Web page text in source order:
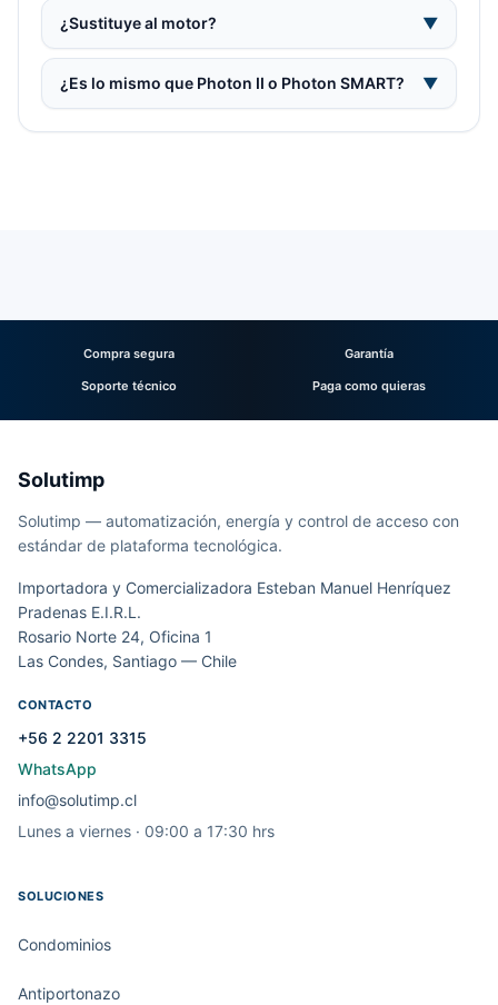
¿Sustituye al motor? ▼
¿Es lo mismo que Photon II o Photon SMART? ▼
Compra segura Garantía
Soporte técnico Paga como quieras
Solutimp
Solutimp — automatización, energía y control de acceso con
estándar de plataforma tecnológica.
Importadora y Comercializadora Esteban Manuel Henríquez
Pradenas E.I.R.L.
Rosario Norte 24, Oficina 1
Las Condes, Santiago — Chile
CONTACTO
+56 2 2201 3315
WhatsApp
info@solutimp.cl
Lunes a viernes · 09:00 a 17:30 hrs
SOLUCIONES
Condominios
Antiportonazo